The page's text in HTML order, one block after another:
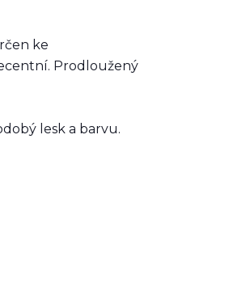
ke
Prodloužený
lesk a barvu.